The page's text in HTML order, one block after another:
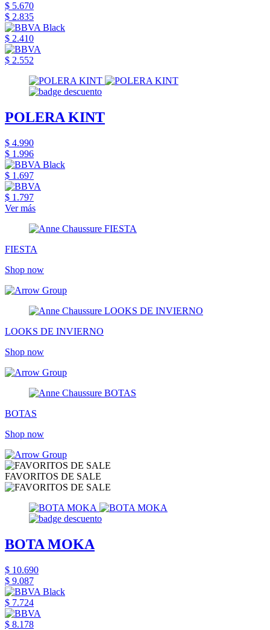
$ 5.670
$ 2.835
$ 2.410
$ 2.552
POLERA KINT
$ 4.990
$ 1.996
$ 1.697
$ 1.797
Ver más
FIESTA
Shop now
LOOKS DE INVIERNO
Shop now
BOTAS
Shop now
FAVORITOS DE SALE
BOTA MOKA
$ 10.690
$ 9.087
$ 7.724
$ 8.178